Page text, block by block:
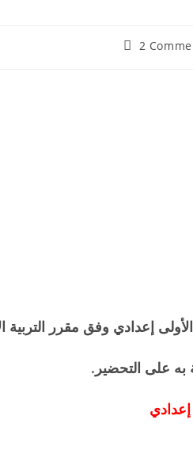
2
إعدادي وفق مقرر التربية
على التحضير.